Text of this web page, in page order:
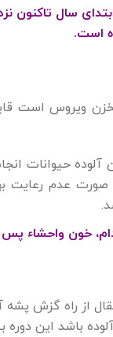
ویروس است
آلوده حیوانات
عدم رعایت
خون واحشاء